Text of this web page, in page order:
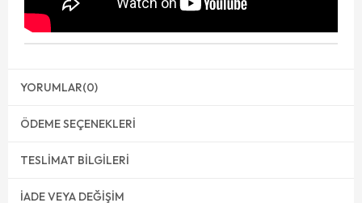
YORUMLAR(0)
ÖDEME SEÇENEKLERI
TESLIMAT BILGILERI
İADE VEYA DEĞIŞIM